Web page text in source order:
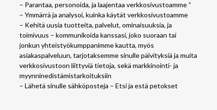
– Parantaa, personoida, ja laajentaa verkkosivustoamme “
– Ymmärrä ja analysoi, kuinka käytät verkkosivustoamme
– Kehitä uusia tuotteita, palvelut, ominaisuuksia, ja
toimivuus – kommunikoida kanssasi, joko suoraan tai
jonkun yhteistyökumppanimme kautta, myös
asiakaspalveluun, tarjotaksemme sinulle päivityksiä ja muita
verkkosivustoon liittyviä tietoja, sekä markkinointi- ja
myynninedistämistarkoituksiin
– Lähetä sinulle sähköposteja – Etsi ja estä petokset